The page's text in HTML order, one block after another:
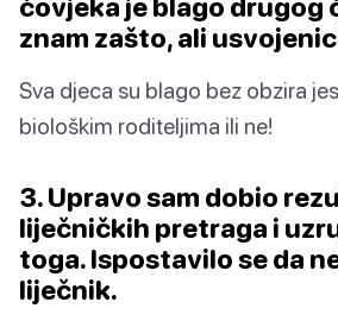
čovjeka je blago drugog
znam zašto, ali
Sva djeca su blago bez obzira
biološkim roditeljima ili ne!
3. Upravo sam dobio
liječničkih pretraga i
toga. Ispostavilo se da
liječnik.